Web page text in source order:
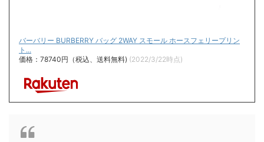
バーバリー BURBERRY バッグ 2WAY スモール ホースフェリープリン
ト...
価格：78740円（税込、送料無料) (2022/3/22時点)